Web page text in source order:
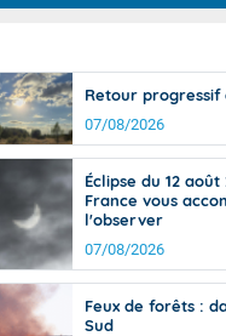
de
Phénomènes
Avertissement
des communes
Bulletins Marine
Bulletins
d'avalanche
Météo des forêts
Vigicrues
Retour
07/08/2026
Éclipse du 12
France vous
l'observer
07/08/2026
Feux de forêts :
Sud